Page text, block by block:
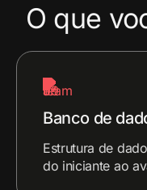
O que
Banco de
Estrutura de
do iniciante ao